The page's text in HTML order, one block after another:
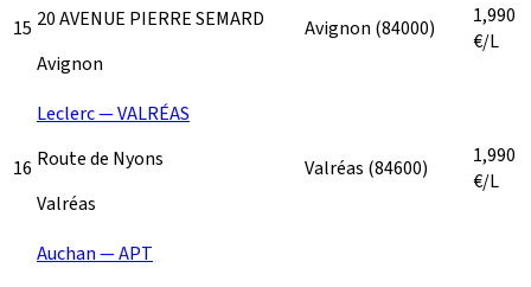
15 20 AVENUE PIERRE SEMARD
Avignon
Avignon (84000)
1,990
€/L
16
Leclerc — VALRÉAS
Route de Nyons
Valréas
Valréas (84600)
1,990
€/L
Auchan — APT